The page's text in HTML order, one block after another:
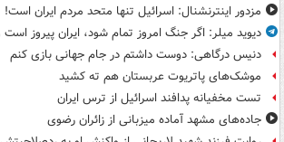
مزدور اینترنشنال: اسرائیل تنها متحد مردم ایران است!
دیوید میلر: اگر جنگ امروز تمام شود، ایران پیروز
دنیس درگاهی: دوست داشتم در جام جهانی بازی کنم
موشک‌های پاتریوت عربستان هم ته‌ کشید
تست مخفیانه پدافند اسرائیل از ترس ایران
جاده‌های مشهد آماده میزبانی از زائران رضوی